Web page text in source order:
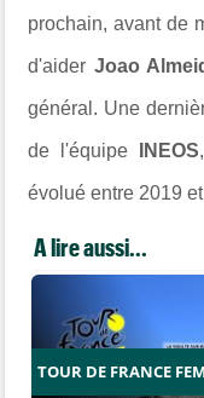
prochain, avant de
d'aider Joao
général. Une
de l'équipe INEOS
évolué entre 2019
A lire aussi...
TOUR DE FRANCE